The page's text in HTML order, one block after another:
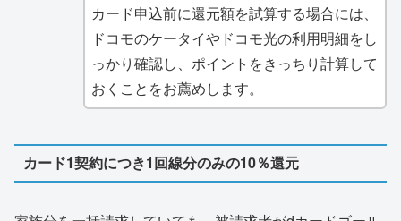
カード申込前に還元額を試算する場合には、
ドコモのケータイやドコモ光の利用明細をし
っかり確認し、ポイントをきっちり計算して
おくことをお薦めします。
カード1契約につき1回線分のみの10％還元